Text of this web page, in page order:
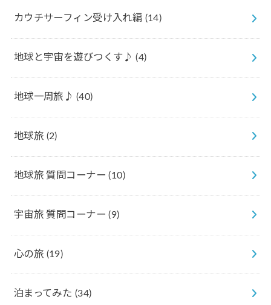
カウチサーフィン受け入れ編 (14)
地球と宇宙を遊びつくす♪(4)
地球一周旅♪ (40)
地球旅 (2)
地球旅 質問コーナー(10)
宇宙旅 質問コーナー(9)
心の旅 (19)
泊まってみた (34)